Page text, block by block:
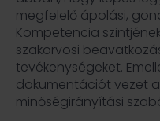
megfelelő ápolási,
Kompetencia
szakorvosi
tevékenységeket.
dokumentációt vezet
minőségirányítási